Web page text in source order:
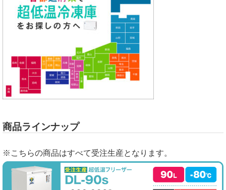
商品ラインナップ
※こちらの商品はすべて受注生産となります。